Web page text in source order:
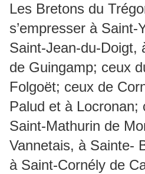
Les Bretons du
s’empresser à Saint-
Saint-Jean-du-Doigt,
de Guingamp; ceux
Folgoët; ceux de
Palud et à Locronan;
Saint-Mathurin de
Vannetais, à Sainte-
à Saint-Cornély de